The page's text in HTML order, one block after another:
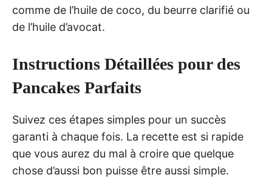
comme de l’huile de coco, du beurre clarifié ou
de l’huile d’avocat.
Instructions Détaillées pour des
Pancakes Parfaits
Suivez ces étapes simples pour un succès
garanti à chaque fois. La recette est si rapide
que vous aurez du mal à croire que quelque
chose d’aussi bon puisse être aussi simple.